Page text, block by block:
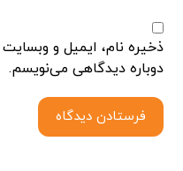
ذخیره نام، ایمیل و
دوباره دیدگاهی می‌نویسم.
فرستادن دیدگاه